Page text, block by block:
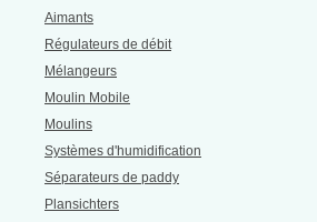
Aimants
Régulateurs de débit
Mélangeurs
Moulin Mobile
Moulins
Systèmes d'humidification
Séparateurs de paddy
Plansichters